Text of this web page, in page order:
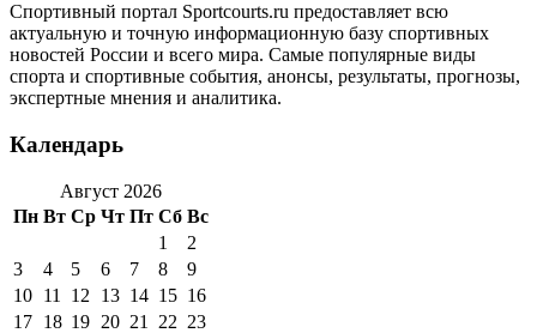
Спортивный портал Sportcourts.ru предоставляет всю
актуальную и точную информационную базу спортивных
новостей России и всего мира. Самые популярные виды
спорта и спортивные события, анонсы, результаты, прогнозы,
экспертные мнения и аналитика.
Календарь
Август 2026
Пн Вт Ср Чт Пт Сб Вс
1
2
3
4 5 6 7 8
9
10 11 12 13 14 15 16
17 18 19 20 21 22 23